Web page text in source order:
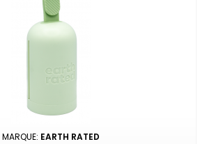
MARQUE: EARTH RATED